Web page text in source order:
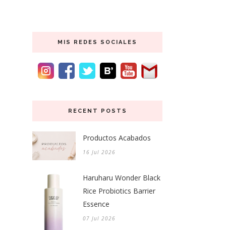
MIS REDES SOCIALES
RECENT POSTS
Productos Acabados
16 Jul 2026
Haruharu Wonder Black
Rice Probiotics Barrier
Essence
07 Jul 2026